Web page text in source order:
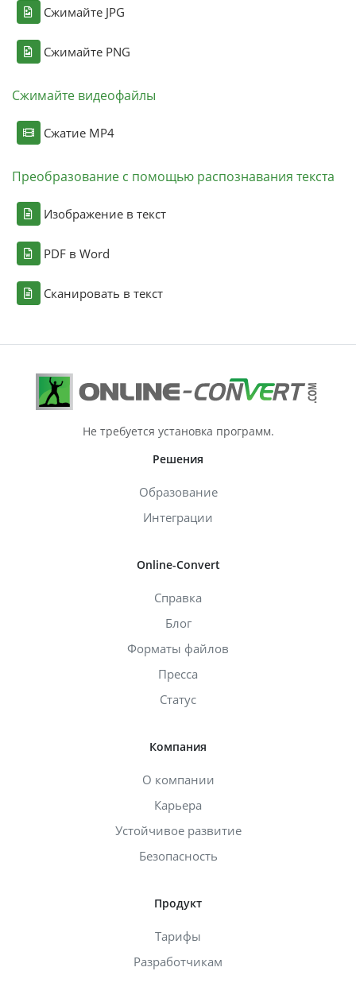
Сжимайте JPG
Сжимайте PNG
Сжимайте видеофайлы
Сжатие MP4
Преобразование с помощью распознавания текста
Изображение в текст
PDF в Word
Сканировать в текст
Не требуется установка программ.
Решения
Образование
Интеграции
Online-Convert
Справка
Блог
Форматы файлов
Пресса
Статус
Компания
О компании
Карьера
Устойчивое развитие
Безопасность
Продукт
Тарифы
Разработчикам